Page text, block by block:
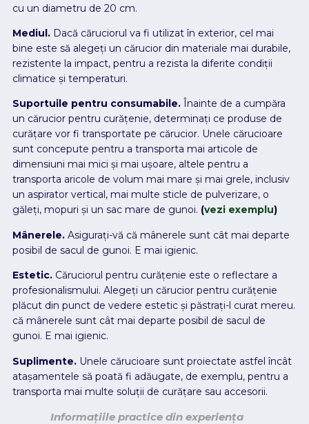
cu un diametru de 20 cm.
Mediul. Dacă căruciorul va fi utilizat în exterior, cel mai
bine este să alegeți un cărucior din materiale mai durabile,
rezistente la impact, pentru a rezista la diferite condiții
climatice și temperaturi.
Suportuile pentru consumabile. Înainte de a cumpăra
un cărucior pentru curățenie, determinați ce produse de
curățare vor fi transportate pe cărucior. Unele cărucioare
sunt concepute pentru a transporta mai articole de
dimensiuni mai mici și mai ușoare, altele pentru a
transporta aricole de volum mai mare și mai grele, inclusiv
un aspirator vertical, mai multe sticle de pulverizare, o
găleți, mopuri și un sac mare de gunoi. (vezi exemplu)
Mânerele. Asigurați-vă că mânerele sunt cât mai departe
posibil de sacul de gunoi. E mai igienic.
Estetic. Căruciorul pentru curățenie este o reflectare a
profesionalismului. Alegeți un cărucior pentru curățenie
plăcut din punct de vedere estetic și păstrați-l curat mereu.
că mânerele sunt cât mai departe posibil de sacul de
gunoi. E mai igienic.
Suplimente. Unele cărucioare sunt proiectate astfel încât
atașamentele să poată fi adăugate, de exemplu, pentru a
transporta mai multe soluții de curățare sau accesorii.
Informațiile practice din experiența